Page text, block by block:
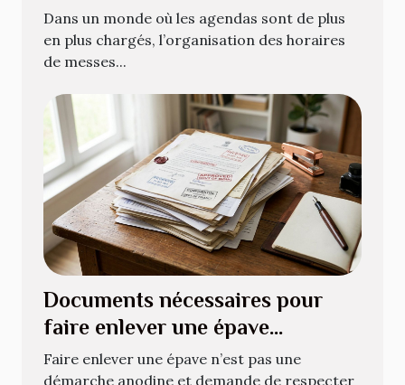
Dans un monde où les agendas sont de plus
en plus chargés, l’organisation des horaires
de messes...
Documents nécessaires pour
faire enlever une épave
légalement
Faire enlever une épave n’est pas une
démarche anodine et demande de respecter